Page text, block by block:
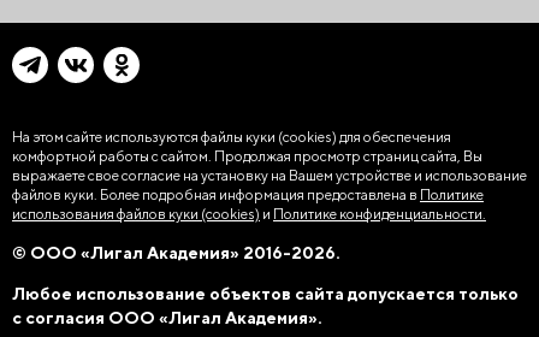
На этом сайте используются файлы куки (cookies) для обеспечения
комфортной работы с сайтом. Продолжая просмотр страниц сайта, Вы
выражаете свое согласие на установку на Вашем устройстве и использование
файлов куки. Более подробная информация предоставлена в Политике
использования файлов куки (cookies) и Политике конфиденциальности.
© ООО «Лигал Академия» 2016-2026.
Любое использование объектов сайта допускается только
с согласия ООО «Лигал Академия».